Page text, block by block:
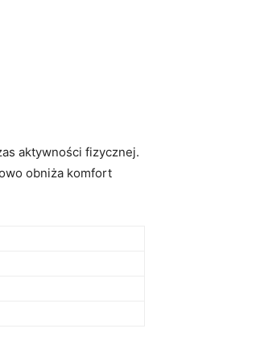
aktywności ⁣fizycznej.
obniża komfort‌